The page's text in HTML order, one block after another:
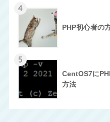
4
PHP初心者の
5
CentOS7に
方法